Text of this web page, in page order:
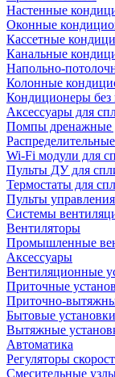
Настенные
Оконные
Кассетные
Канальные
Напольно-
Колонные
Кондиционеры без
Аксессуары для
Помпы дренажные
Wi-Fi модули для
Пульты ДУ для
Термостаты для
Пульты
Системы
Вентиляторы
Промышленные
Аксессуары
Вентиляционные
Приточные
Приточно-
Бытовые установки
Вытяжные
Автоматика
Регуляторы
Смесительные